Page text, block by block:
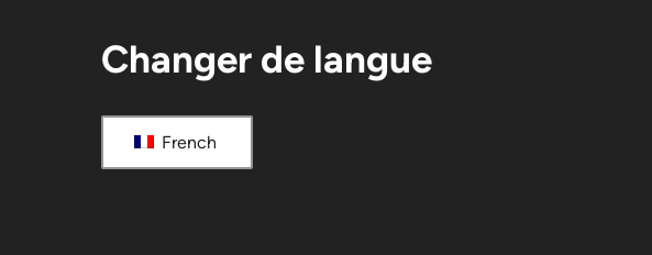
Changer de langue
French